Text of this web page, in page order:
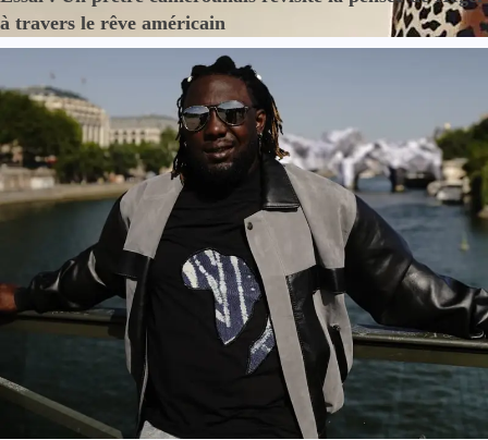
à travers le rêve américain